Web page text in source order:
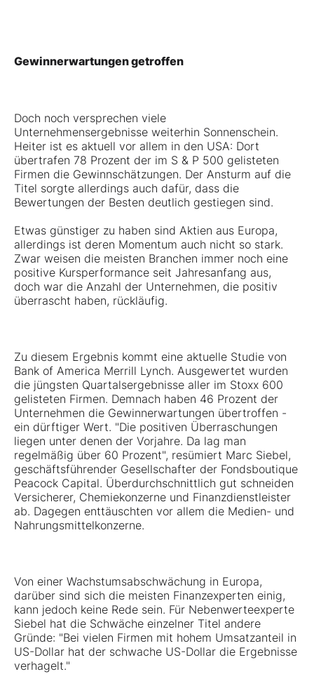
Gewinnerwartungen getroffen
Doch noch versprechen viele
Unternehmensergebnisse weiterhin Sonnenschein.
Heiter ist es aktuell vor allem in den USA: Dort
übertrafen 78 Prozent der im S & P 500 gelisteten
Firmen die Gewinnschätzungen. Der Ansturm auf die
Titel sorgte allerdings auch dafür, dass die
Bewertungen der Besten deutlich gestiegen sind.
Etwas günstiger zu haben sind Aktien aus Europa,
allerdings ist deren Momentum auch nicht so stark.
Zwar weisen die meisten Branchen immer noch eine
positive Kursperformance seit Jahresanfang aus,
doch war die Anzahl der Unternehmen, die positiv
überrascht haben, rückläufig.
Zu diesem Ergebnis kommt eine aktuelle Studie von
Bank of America Merrill Lynch. Ausgewertet wurden
die jüngsten Quartalsergebnisse aller im Stoxx 600
gelisteten Firmen. Demnach haben 46 Prozent der
Unternehmen die Gewinnerwartungen übertroffen -
ein dürftiger Wert. "Die positiven Überraschungen
liegen unter denen der Vorjahre. Da lag man
regelmäßig über 60 Prozent", resümiert Marc Siebel,
geschäftsführender Gesellschafter der Fondsboutique
Peacock Capital. Überdurchschnittlich gut schneiden
Versicherer, Chemiekonzerne und Finanzdienstleister
ab. Dagegen enttäuschten vor allem die Medien- und
Nahrungsmittelkonzerne.
Von einer Wachstumsabschwächung in Europa,
darüber sind sich die meisten Finanzexperten einig,
kann jedoch keine Rede sein. Für Nebenwerteexperte
Siebel hat die Schwäche einzelner Titel andere
Gründe: "Bei vielen Firmen mit hohem Umsatzanteil in
US-Dollar hat der schwache US-Dollar die Ergebnisse
verhagelt."